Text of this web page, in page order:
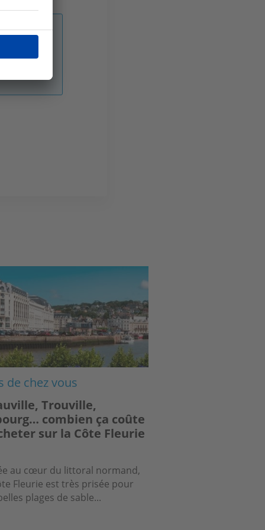
de chez vous
Trouville,
combien ça coûte
sur la Côte Fleurie
au cœur du littoral normand,
Fleurie est très prisée pour
plages de sable...